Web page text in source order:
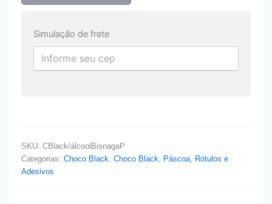
Simulação de frete
SKU: CBlack/álcoolBisnagaP
Categorias: Choco Black, Choco Black, Páscoa, Rótulos e
Adesivos